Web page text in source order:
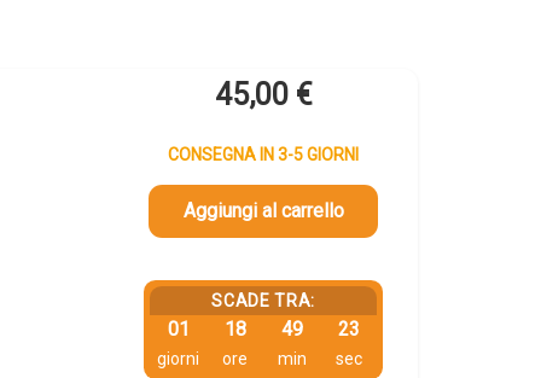
45,00 €
CONSEGNA IN 3-5 GIORNI
Aggiungi al carrello
SCADE TRA:
01
giorni
18
ore
49
min
23
sec